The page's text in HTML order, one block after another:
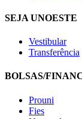
SEJA UNOESTE
Vestibular
Transferência
BOLSAS/
Prouni
Fies